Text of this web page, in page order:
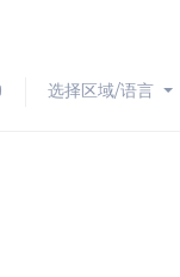
选择区域/语言